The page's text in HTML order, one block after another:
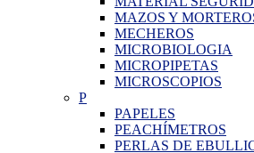
MAZOS Y
MECHEROS
MICROBIOLOGIA
MICROPIPETAS
MICROSCOPIOS
P
PAPELES
PEACHÍMETROS
PERLAS DE